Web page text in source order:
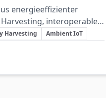
energieeffizienter
interoperablen
Skalierung von
Harvesting Ambient IoT